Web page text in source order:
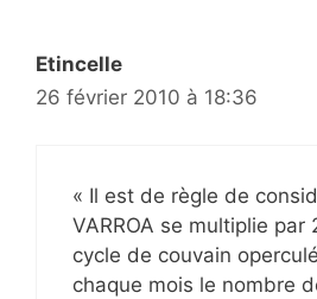
Etincelle
26 février 2010 à 18:36
« Il est de règle de
VARROA se multiplie par
cycle de couvain
chaque mois le nombre